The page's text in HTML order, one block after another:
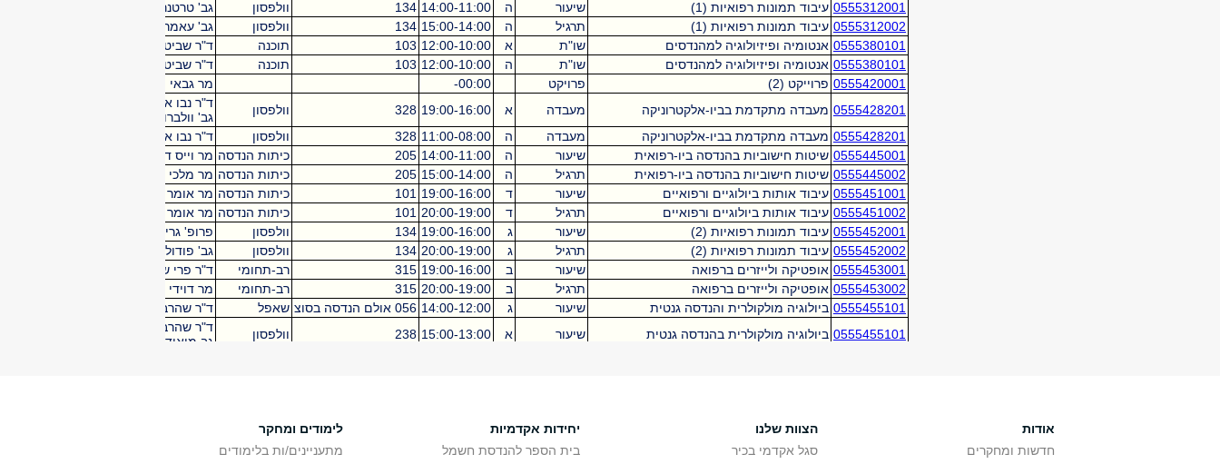
אודות
חדשות ומחקרים
הצוות שלנו
סגל אקדמי בכיר
יחידות אקדמיות
בית הספר להנדסת חשמל
לימודים ומחקר
מתעניינים/ות בלימודים